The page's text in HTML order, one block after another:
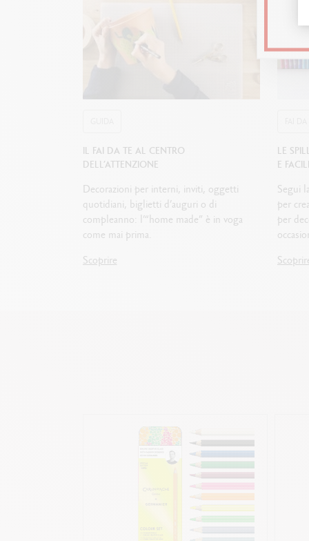
IL FAI DA TE AL CENTRO
DELL’ATTENZIONE
Decorazioni per interni, inviti, oggetti
quotidiani, biglietti d’auguri o di
compleanno: l’“home made” è in voga
come mai prima.
Scoprire
LE
E
Segui
per
per